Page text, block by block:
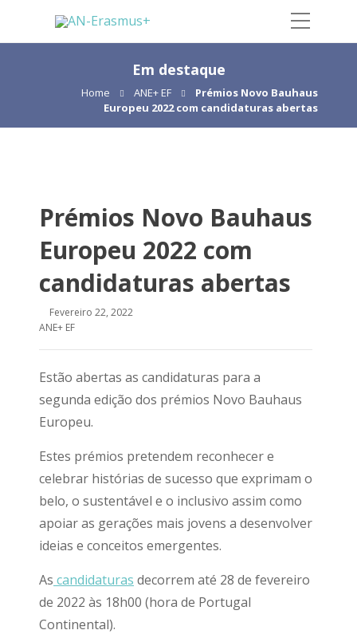
Em destaque
Home ANE+ EF
Prémios Novo Bauhaus
Europeu 2022 com candidaturas abertas
Prémios Novo Bauhaus
Europeu 2022 com
candidaturas abertas
Fevereiro 22, 2022
ANE+ EF
Estão abertas as candidaturas para a
segunda edição dos prémios Novo Bauhaus
Europeu.
Estes prémios pretendem reconhecer e
celebrar histórias de sucesso que exprimam o
belo, o sustentável e o inclusivo assim como
apoiar as gerações mais jovens a desenvolver
ideias e conceitos emergentes.
As candidaturas decorrem até 28 de fevereiro
de 2022 às 18h00 (hora de Portugal
Continental).